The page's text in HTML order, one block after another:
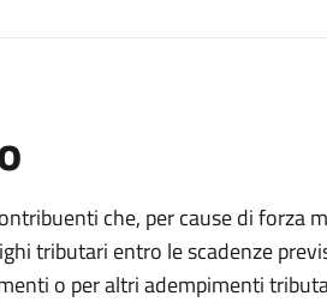
che, per cause di forza
tributari entro le scadenze
o per altri adempimenti